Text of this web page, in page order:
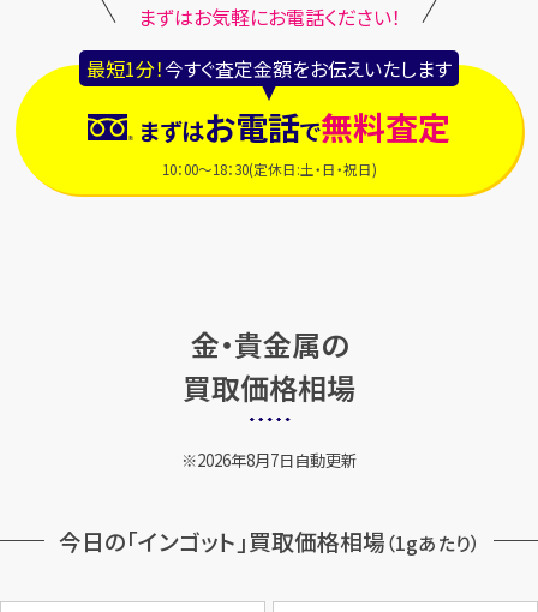
まずはお気軽にお電話ください！
最短1分！今すぐ査定金額をお伝えいたします
まずはお電話で無料査定
10：00～18：30(定休日:土・日・祝日)
金・貴金属の
買取価格相場
2026年8月7日自動更新
今日の「インゴット」買取価格相場（1gあたり）